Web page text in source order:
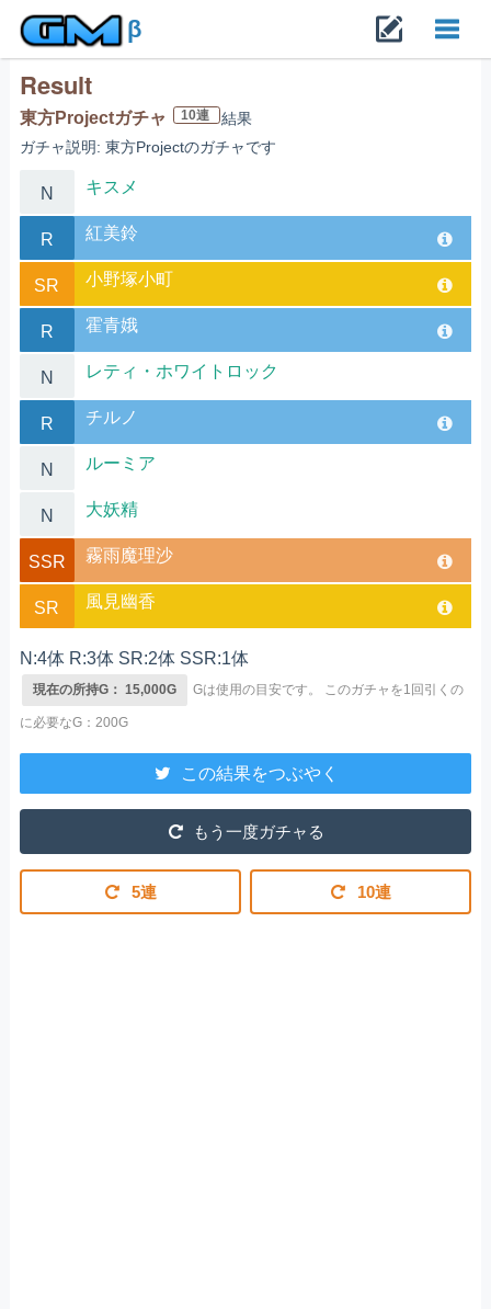
β
Result
東方Projectガチャ 10連
結果
ガチャ説明: 東方Projectのガチャです
N キスメ
R 紅美鈴
SR 小野塚小町
R 霍青娥
N レティ・ホワイトロック
R チルノ
N ルーミア
N 大妖精
SSR 霧雨魔理沙
SR 風見幽香
N:4体 R:3体 SR:2体 SSR:1体
現在の所持G： 15,000G Gは使用の目安です。 このガチャを1回引くの
に必要なG：200G
この結果をつぶやく
もう一度ガチャる
5連 10連